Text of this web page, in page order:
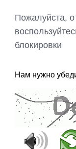
Пожалуйста,
блокировки
Нам нужно